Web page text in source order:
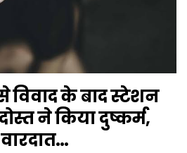
के बाद स्टेशन
ने किया दुष्कर्म,